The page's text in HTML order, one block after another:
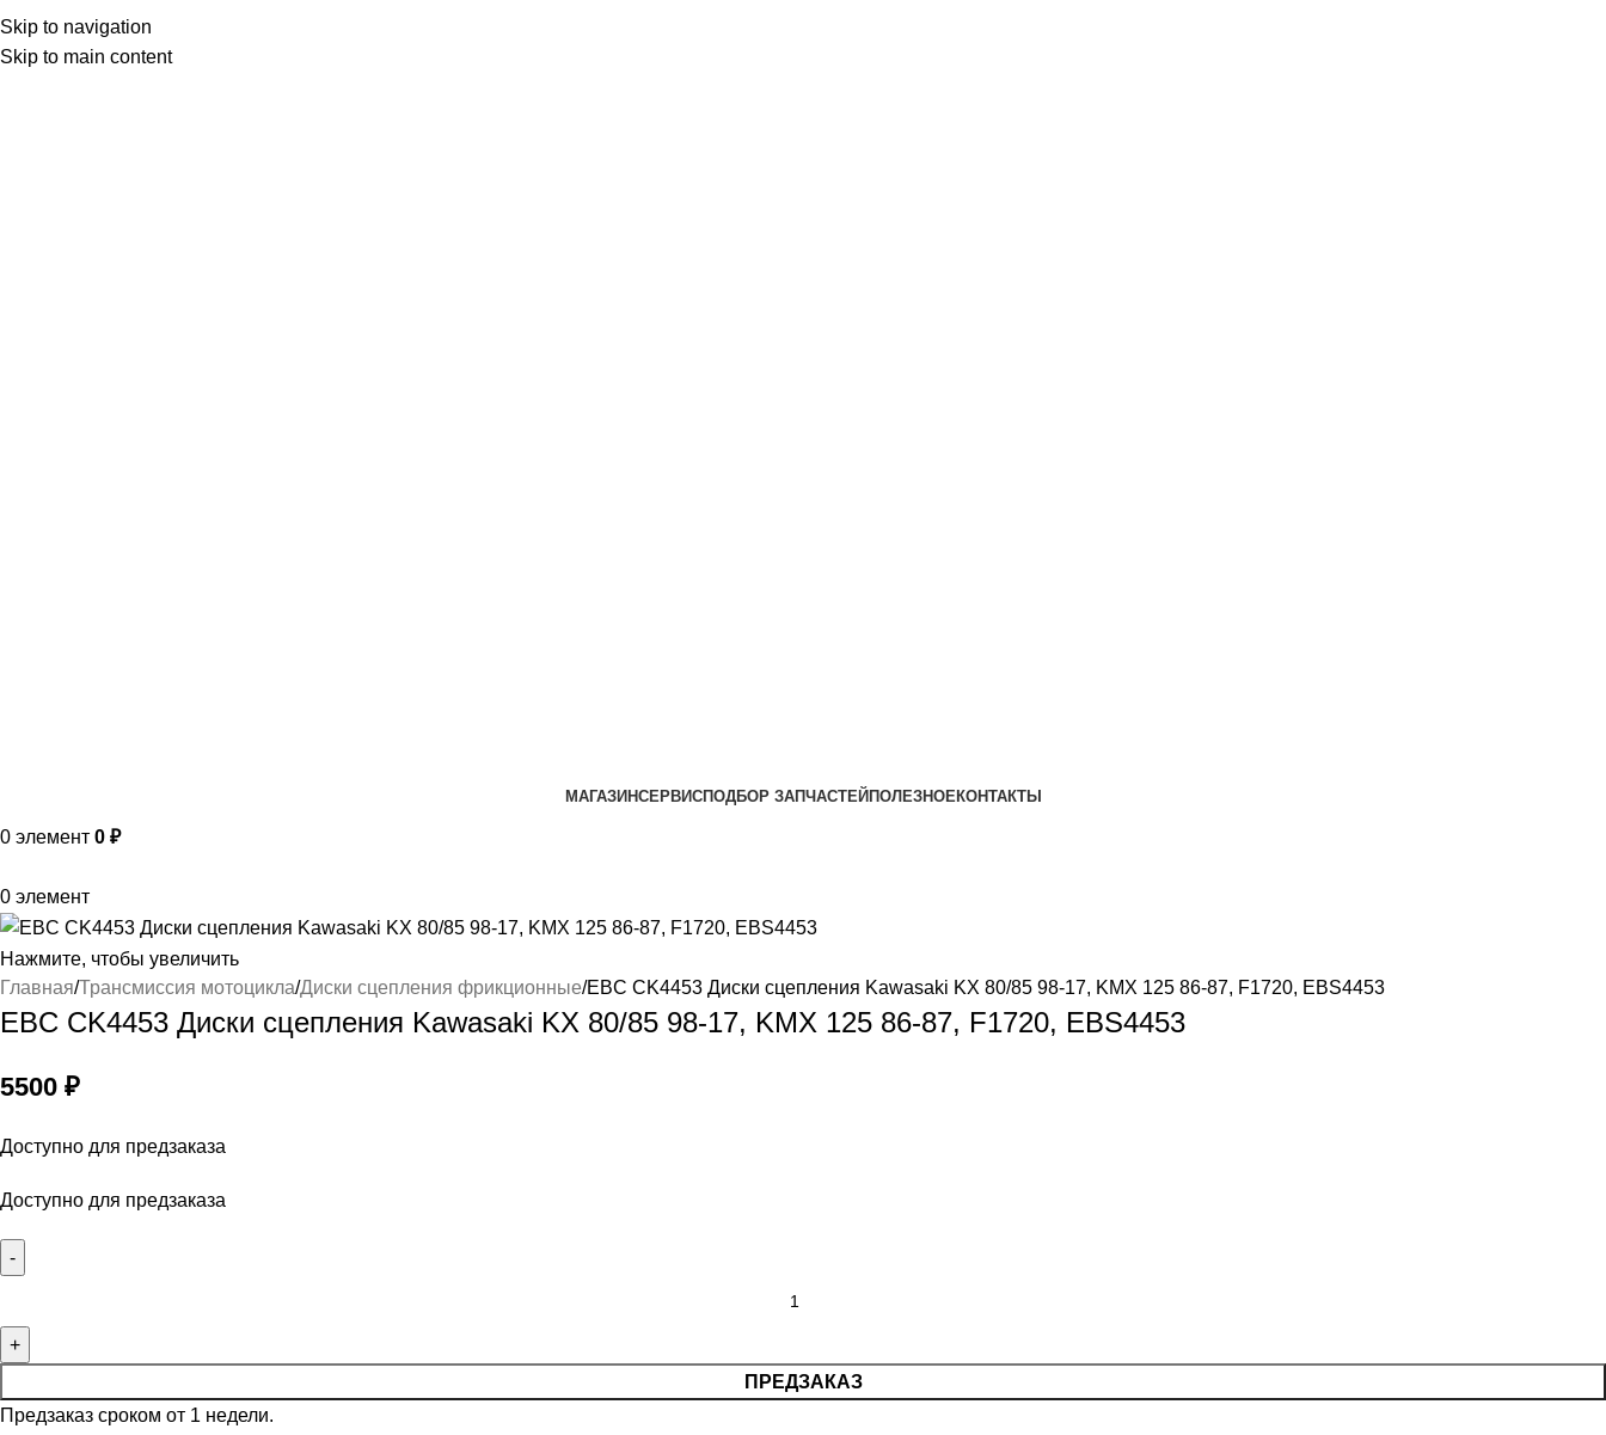
Skip to navigation
Skip to main content
МАГАЗИНСЕРВИСПОДБОР ЗАПЧАСТЕЙ ПОЛЕЗНОЕКОНТАКТЫ
0 элемент 0 ₽
0 элемент
Нажмите, чтобы увеличить
Главная Трансмиссия мотоцикла Диски сцепления фрикционные EBC CK4453 Диски сцепления Kawasaki KX 80/85 98-17, KMX 125 86-87, F1720, EBS4453
EBC CK4453 Диски сцепления Kawasaki KX 80/85 98-17, KMX 125 86-87, F1720, EBS4453
5500 ₽
Доступно для предзаказа
Доступно для предзаказа
ПРЕДЗАКАЗ
Предзаказ сроком от 1 недели.